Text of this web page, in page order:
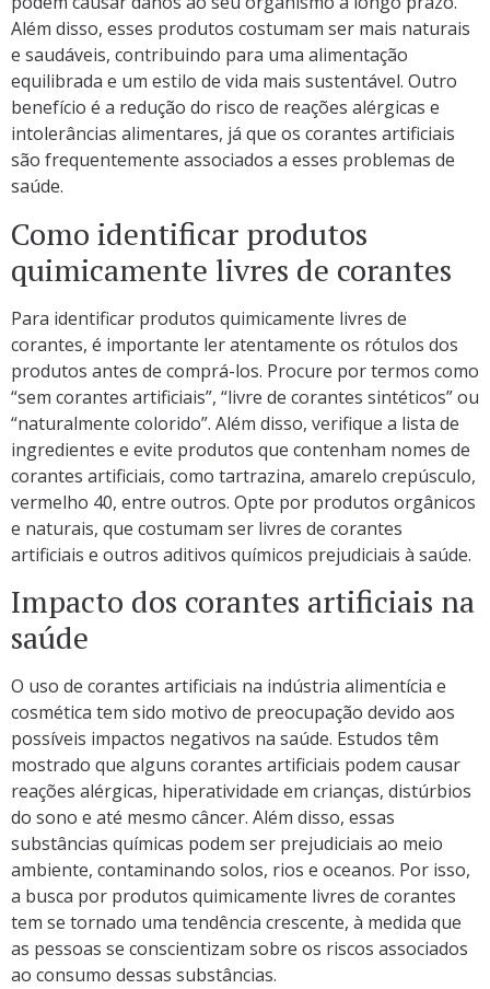
Além disso, esses produtos costumam ser mais naturais
e saudáveis, contribuindo para uma alimentação
equilibrada e um estilo de vida mais sustentável. Outro
benefício é a redução do risco de reações alérgicas e
intolerâncias alimentares, já que os corantes artificiais
são frequentemente associados a esses problemas de
saúde.
Como identificar produtos
quimicamente livres de corantes
Para identificar produtos quimicamente livres de
corantes, é importante ler atentamente os rótulos dos
produtos antes de comprá-los. Procure por termos como
“sem corantes artificiais”, “livre de corantes sintéticos” ou
“naturalmente colorido”. Além disso, verifique a lista de
ingredientes e evite produtos que contenham nomes de
corantes artificiais, como tartrazina, amarelo crepúsculo,
vermelho 40, entre outros. Opte por produtos orgânicos
e naturais, que costumam ser livres de corantes
artificiais e outros aditivos químicos prejudiciais à saúde.
Impacto dos corantes artificiais na
saúde
O uso de corantes artificiais na indústria alimentícia e
cosmética tem sido motivo de preocupação devido aos
possíveis impactos negativos na saúde. Estudos têm
mostrado que alguns corantes artificiais podem causar
reações alérgicas, hiperatividade em crianças, distúrbios
do sono e até mesmo câncer. Além disso, essas
substâncias químicas podem ser prejudiciais ao meio
ambiente, contaminando solos, rios e oceanos. Por isso,
a busca por produtos quimicamente livres de corantes
tem se tornado uma tendência crescente, à medida que
as pessoas se conscientizam sobre os riscos associados
ao consumo dessas substâncias.